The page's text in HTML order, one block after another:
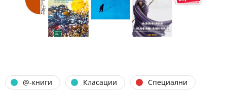
@-книги Класации Специални